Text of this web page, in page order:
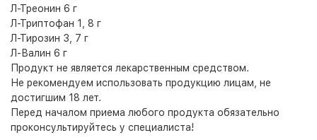
Л-Треонин 6 г
Л-Триптофан 1, 8 г
Л-Тирозин 3, 7 г
Л-Валин 6 г
Продукт не является лекарственным средством.
Не рекомендуем использовать продукцию лицам, не
достигшим 18 лет.
Перед началом приема любого продукта обязательно
проконсультируйтесь у специалиста!